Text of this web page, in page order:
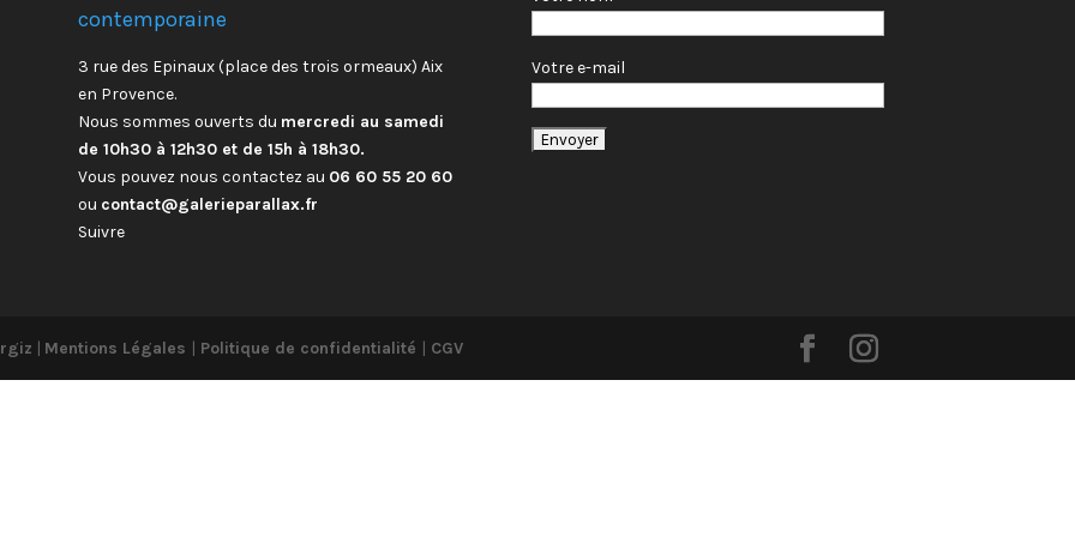
contemporaine
3 rue des Epinaux (place des trois ormeaux) Aix
en Provence.
Nous sommes ouverts du mercredi au samedi
de 10h30 à 12h30 et de 15h à 18h30.
Vous pouvez nous contactez au 06 60 55 20 60
ou contact@galerieparallax.fr
Suivre
Votre e-mail
| Mentions Légales | Politique de confidentialité | CGV